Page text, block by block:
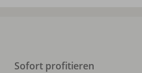
Sofort profitieren